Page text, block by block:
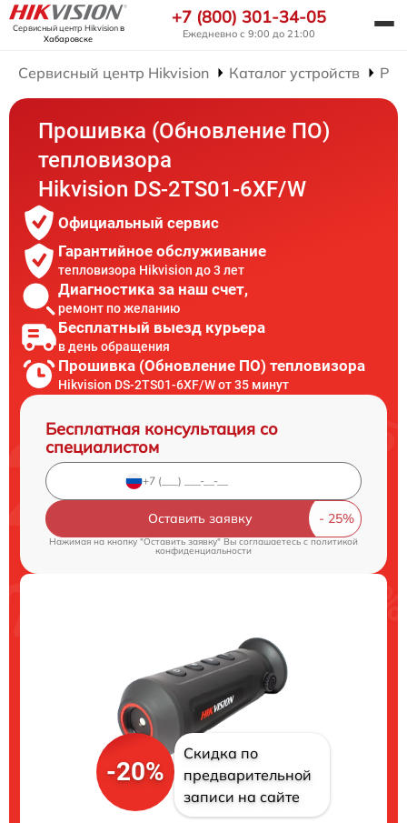
Сервисный центр Hikvisionв
Хабаровске
+7 (800) 301-34-05
Ежедневно с 9:00 до 21:00
Сервисный центр Hikvision Каталог устройств
Прошивка (Обновление ПО)
тепловизора
Hikvision DS-2TS01-6XF/W
Официальный сервис
Гарантийное обслуживание
тепловизора Hikvision до 3 лет
Диагностика за наш счет,
ремонт по желанию
Бесплатный выезд курьера
в день обращения
Прошивка (Обновление ПО) тепловизора
Hikvision DS-2TS01-6XF/W от 35 минут
Бесплатная консультация со
специалистом
Оставить заявку
Нажимая на кнопку "Оставить заявку" Вы соглашаетесь cполитикой
конфиденциальности
-20%
Скидка по
предварительной
записи на сайте